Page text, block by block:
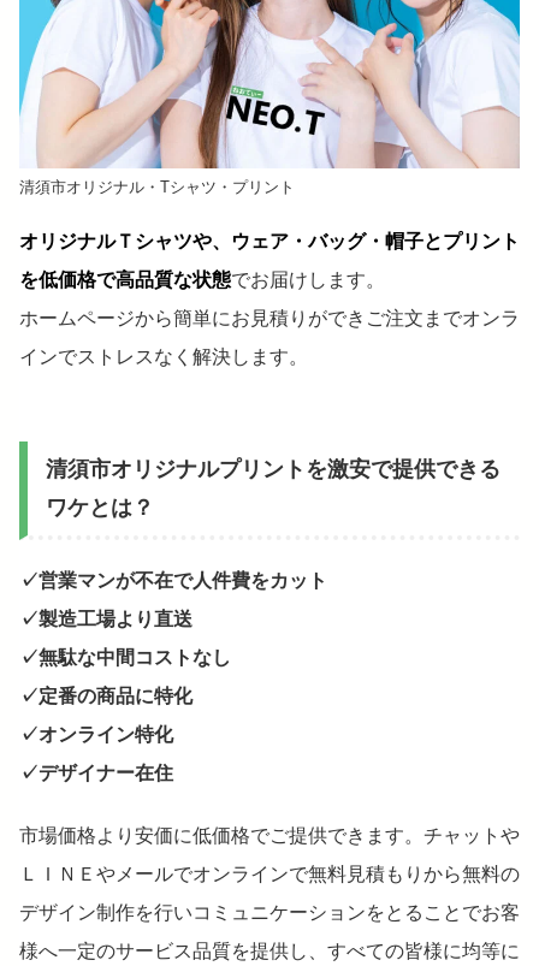
清須市オリジナル・Tシャツ・プリント
オリジナルＴシャツや、ウェア・バッグ・帽子とプリント
を低価格で高品質な状態でお届けします。
ホームページから簡単にお見積りができご注文までオンラ
インでストレスなく解決します。
清須市オリジナルプリントを激安で提供できる
ワケとは？
✓営業マンが不在で人件費をカット
✓製造工場より直送
✓無駄な中間コストなし
✓定番の商品に特化
✓オンライン特化
✓デザイナー在住
市場価格より安価に低価格でご提供できます。チャットや
ＬＩＮＥやメールでオンラインで無料見積もりから無料の
デザイン制作を行いコミュニケーションをとることでお客
様へ一定のサービス品質を提供し、すべての皆様に均等に